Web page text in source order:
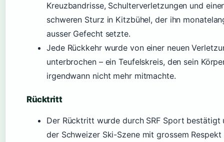
Kreuzbandrisse, Schulterverletzungen und
schweren Sturz in Kitzbühel, der ihn
ausser Gefecht setzte.
Jede Rückkehr wurde von einer neuen
unterbrochen – ein Teufelskreis, den sein
irgendwann nicht mehr mitmachte.
Rücktritt
Der Rücktritt wurde durch SRF Sport bestätigt
der Schweizer Ski-Szene mit grossem Respekt